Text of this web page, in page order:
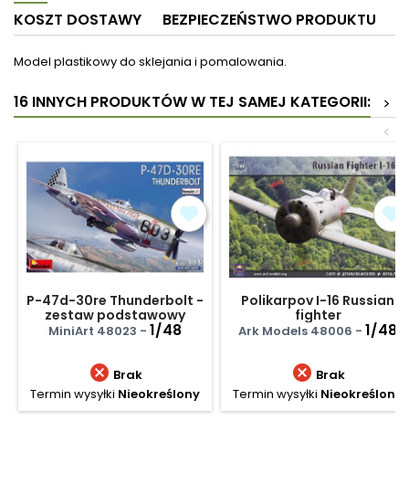
KOSZT DOSTAWY
BEZPIECZEŃSTWO PRODUKTU
Model plastikowy do sklejania i pomalowania.
16 INNYCH PRODUKTÓW W TEJ SAMEJ KATEGORII:
>
<
P-47d-30re Thunderbolt -
zestaw podstawowy
MiniArt 48023 - 1/48
 Brak
Termin wysyłki Nieokreślony
Polikarpov I-16 Russian
fighter
Ark Models 48006 - 1/48
 Brak
Termin wysyłki Nieokreślony